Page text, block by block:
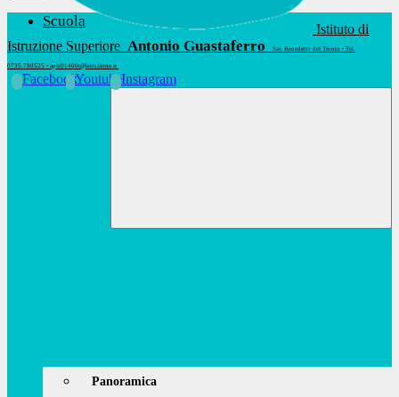
Istituto di
Istruzione Superiore Antonio Guastaferro San Benedetto del Tronto • Tel.
0735.780525 • apis01400t@istruzione.it
FacebookYoutubeInstagram
Scuola
Panoramica